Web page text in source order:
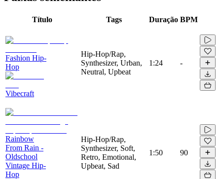
Título Tags Duração BPM
Fashion Hip-
Hop
Vibecraft
Hip-Hop/Rap,
Synthesizer, Urban,
Neutral, Upbeat
1:24 -
Rainbow
From Rain -
Oldschool
Vintage Hip-
Hop
Hip-Hop/Rap,
Synthesizer, Soft,
Retro, Emotional,
Upbeat, Sad
1:50 90